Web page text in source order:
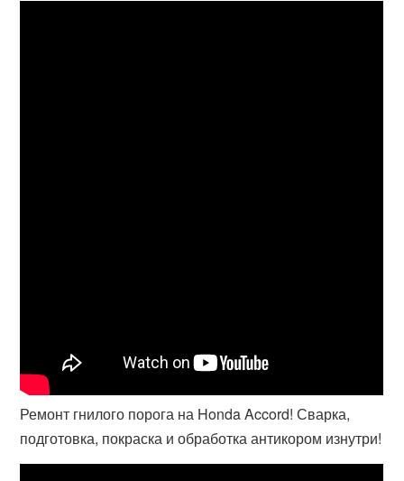
Ремонт гнилого порога на Honda Accord! Сварка,
подготовка, покраска и обработка антикором изнутри!